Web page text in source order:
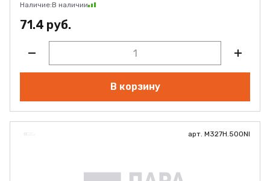
Наличие:В наличии
71.4 руб.
В корзину
арт. M327H.500NI